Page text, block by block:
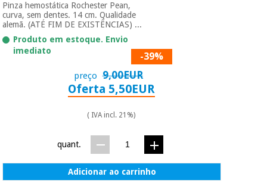
Pinza hemostática Rochester Pean,
curva, sem dentes. 14 cm. Qualidade
alemã. (ATÉ FIM DE EXISTÊNCIAS) ...
Produto em estoque. Envio
imediato
-39%
preço 9,00EUR
Oferta 5,50EUR
( IVA incl. 21%)
quant.
Adicionar ao carrinho